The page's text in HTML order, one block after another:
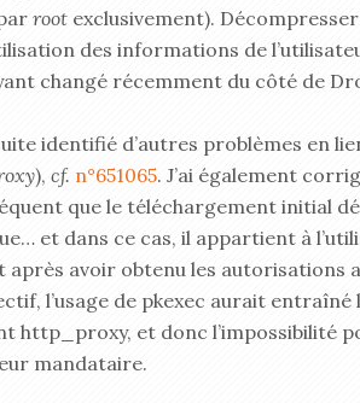
root exclusivement).
des informations de
changé récemment du côté de
identifié d’autres problèmes en
), cf. n°651065. J’ai également
que le téléchargement initial
et dans ce cas, il appartient à
après avoir obtenu les autorisations
l’usage de pkexec aurait entraîné
http_proxy, et donc l’impossibilité
mandataire.